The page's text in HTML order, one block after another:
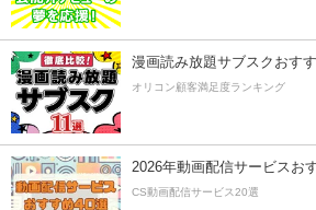
漫画読み放題サブスクおす
オリコン顧客満足度ランキング
2026年動画配信サービスお
CS動画配信サービス20選